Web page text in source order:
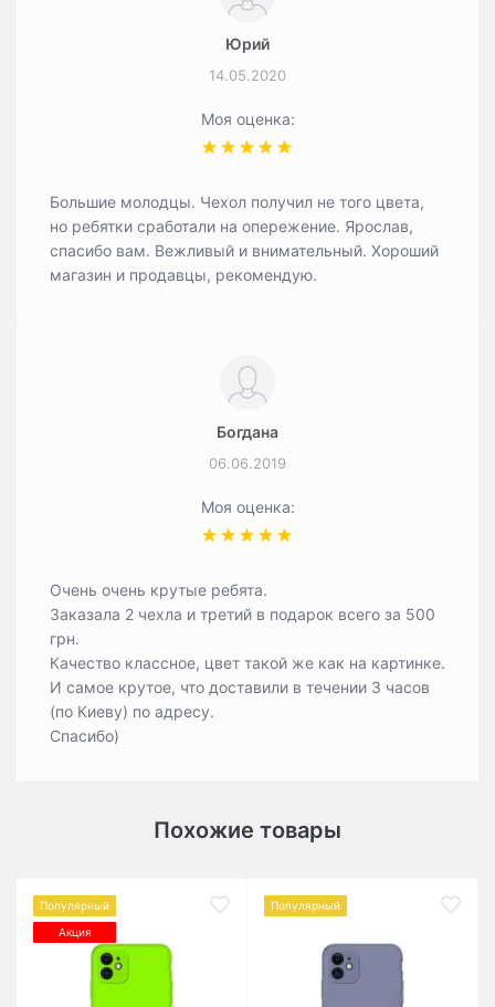
Юрий
14.05.2020
Моя оценка:
Большие молодцы. Чехол получил не того цвета,
но ребятки сработали на опережение. Ярослав,
спасибо вам. Вежливый и внимательный. Хороший
магазин и продавцы, рекомендую.
Богдана
06.06.2019
Моя оценка:
Очень очень крутые ребята.
Заказала 2 чехла и третий в подарок всего за 500
грн.
Качество классное, цвет такой же как на картинке.
И самое крутое, что доставили в течении 3 часов
(по Киеву) по адресу.
Спасибо)
Похожие товары
Популярный
Акция
Популярный